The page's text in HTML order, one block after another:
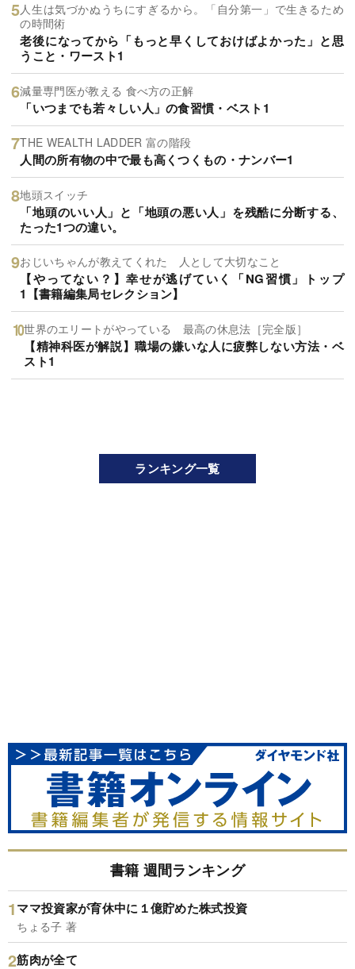
人生は気づかぬうちにすぎるから。「自分第一」で生きるため
の時間術
老後になってから「もっと早くしておけばよかった」と思
うこと・ワースト1
減量専門医が教える 食べ方の正解
「いつまでも若々しい人」の食習慣・ベスト1
THE WEALTH LADDER 富の階段
人間の所有物の中で最も高くつくもの・ナンバー1
地頭スイッチ
「地頭のいい人」と「地頭の悪い人」を残酷に分断する、
たった1つの違い。
おじいちゃんが教えてくれた 人として大切なこと
【やってない？】幸せが逃げていく「NG習慣」トップ
1【書籍編集局セレクション】
世界のエリートがやっている 最高の休息法［完全版］
【精神科医が解説】職場の嫌いな人に疲弊しない方法・ベ
スト1
ランキング一覧
書籍 週間ランキング
ママ投資家が育休中に１億貯めた株式投資
ちょる子 著
筋肉が全て